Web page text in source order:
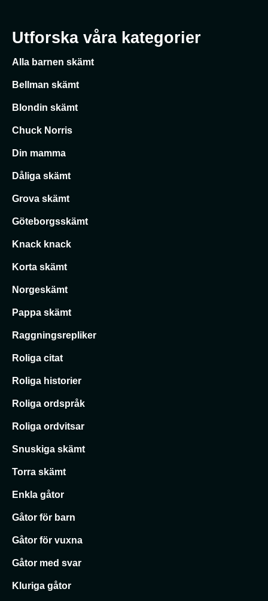
Utforska våra kategorier
Alla barnen skämt
Bellman skämt
Blondin skämt
Chuck Norris
Din mamma
Dåliga skämt
Grova skämt
Göteborgsskämt
Knack knack
Korta skämt
Norgeskämt
Pappa skämt
Raggningsrepliker
Roliga citat
Roliga historier
Roliga ordspråk
Roliga ordvitsar
Snuskiga skämt
Torra skämt
Enkla gåtor
Gåtor för barn
Gåtor för vuxna
Gåtor med svar
Kluriga gåtor